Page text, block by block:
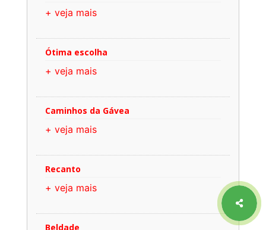
+ veja mais
Ótima escolha
+ veja mais
Caminhos da Gávea
+ veja mais
Recanto
+ veja mais
Beldade